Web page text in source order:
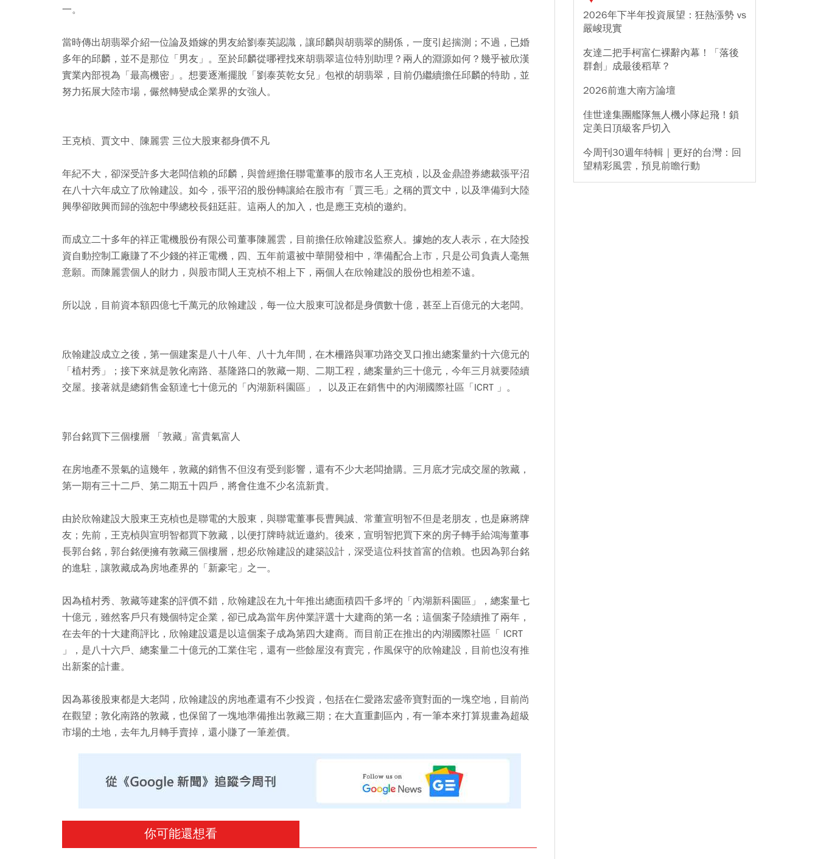
一。
當時傳出胡翡翠介紹一位論及婚嫁的男友給劉泰英認識，讓邱麟與胡翡翠的關係，一度引起揣測；不過，已婚
多年的邱麟，並不是那位「男友」。至於邱麟從哪裡找來胡翡翠這位特別助理？兩人的淵源如何？幾乎被欣漢
實業內部視為「最高機密」。想要逐漸擺脫「劉泰英乾女兒」包袱的胡翡翠，目前仍繼續擔任邱麟的特助，並
努力拓展大陸市場，儼然轉變成企業界的女強人。
王克楨、賈文中、陳麗雲 三位大股東都身價不凡
年紀不大，卻深受許多大老闆信賴的邱麟，與曾經擔任聯電董事的股市名人王克楨，以及金鼎證券總裁張平沼
在八十六年成立了欣翰建設。如今，張平沼的股份轉讓給在股市有「賈三毛」之稱的賈文中，以及準備到大陸
興學卻敗興而歸的強恕中學總校長鈕廷莊。這兩人的加入，也是應王克楨的邀約。
而成立二十多年的祥正電機股份有限公司董事陳麗雲，目前擔任欣翰建設監察人。據她的友人表示，在大陸投
資自動控制工廠賺了不少錢的祥正電機，四、五年前還被中華開發相中，準備配合上市，只是公司負責人毫無
意願。而陳麗雲個人的財力，與股市聞人王克楨不相上下，兩個人在欣翰建設的股份也相差不遠。
所以說，目前資本額四億七千萬元的欣翰建設，每一位大股東可說都是身價數十億，甚至上百億元的大老闆。
欣翰建設成立之後，第一個建案是八十八年、八十九年間，在木柵路與軍功路交叉口推出總案量約十六億元的
「植村秀」；接下來就是敦化南路、基隆路口的敦藏一期、二期工程，總案量約三十億元，今年三月就要陸續
交屋。接著就是總銷售金額達七十億元的「內湖新科園區」， 以及正在銷售中的內湖國際社區「ICRT 」。
郭台銘買下三個樓層 「敦藏」富貴氣富人
在房地產不景氣的這幾年，敦藏的銷售不但沒有受到影響，還有不少大老闆搶購。三月底才完成交屋的敦藏，
第一期有三十二戶、第二期五十四戶，將會住進不少名流新貴。
由於欣翰建設大股東王克楨也是聯電的大股東，與聯電董事長曹興誠、常董宣明智不但是老朋友，也是麻將牌
友；先前，王克楨與宣明智都買下敦藏，以便打牌時就近邀約。後來，宣明智把買下來的房子轉手給鴻海董事
長郭台銘，郭台銘便擁有敦藏三個樓層，想必欣翰建設的建築設計，深受這位科技首富的信賴。也因為郭台銘
的進駐，讓敦藏成為房地產界的「新豪宅」之一。
因為植村秀、敦藏等建案的評價不錯，欣翰建設在九十年推出總面積四千多坪的「內湖新科園區」，總案量七
十億元，雖然客戶只有幾個特定企業，卻已成為當年房仲業評選十大建商的第一名；這個案子陸續推了兩年，
在去年的十大建商評比，欣翰建設還是以這個案子成為第四大建商。而目前正在推出的內湖國際社區「 ICRT
」，是八十六戶、總案量二十億元的工業住宅，還有一些餘屋沒有賣完，作風保守的欣翰建設，目前也沒有推
出新案的計畫。
因為幕後股東都是大老闆，欣翰建設的房地產還有不少投資，包括在仁愛路宏盛帝寶對面的一塊空地，目前尚
在觀望；敦化南路的敦藏，也保留了一塊地準備推出敦藏三期；在大直重劃區內，有一筆本來打算規畫為超級
市場的土地，去年九月轉手賣掉，還小賺了一筆差價。
你可能還想看
2026年下半年投資展望：狂熱漲勢 vs
嚴峻現實
友達二把手柯富仁裸辭內幕！「落後
群創」成最後稻草？
2026前進大南方論壇
佳世達集團艦隊無人機小隊起飛！鎖
定美日頂級客戶切入
今周刊30週年特輯｜更好的台灣：回
望精彩風雲，預見前瞻行動